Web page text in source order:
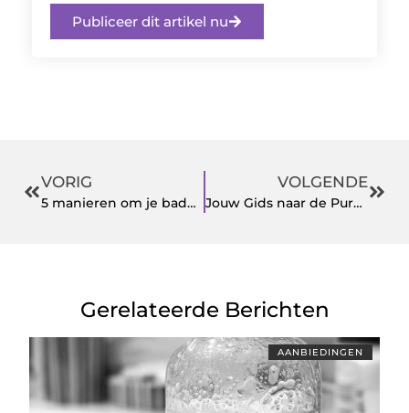
Publiceer dit artikel nu
VORIG
5 manieren om je badkamer te transformeren
VOLGENDE
Jouw Gids naar de Purmerendse Woningmarkt met Makelaar Purmerend
Gerelateerde Berichten
AANBIEDINGEN